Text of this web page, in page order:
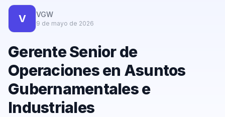
Calculadora Freelance
V VGW
9 de mayo de 2026
Gerente Senior de
Operaciones en Asuntos
Gubernamentales e
Industriales